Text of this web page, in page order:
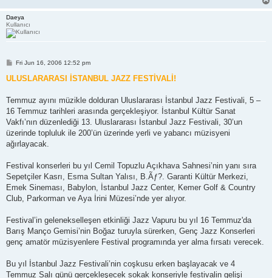
Daeya
Kullanıcı
P
s
Fri Jun 16, 2006 12:52 pm
ULUSLARARASI İSTANBUL JAZZ FESTİVALİ!
Temmuz ayını müzikle dolduran Uluslararası İstanbul Jazz Festivali, 5 –
16 Temmuz tarihleri arasında gerçekleşiyor. İstanbul Kültür Sanat
Vakfı’nın düzenlediği 13. Uluslararası İstanbul Jazz Festivali, 30’un
üzerinde topluluk ile 200’ün üzerinde yerli ve yabancı müzisyeni
ağırlayacak.
Festival konserleri bu yıl Cemil Topuzlu Açıkhava Sahnesi’nin yanı sıra
Sepetçiler Kasrı, Esma Sultan Yalısı, B.Ãƒ?. Garanti Kültür Merkezi,
Emek Sineması, Babylon, İstanbul Jazz Center, Kemer Golf & Country
Club, Parkorman ve Aya İrini Müzesi’nde yer alıyor.
Festival’in gelenekselleşen etkinliği Jazz Vapuru bu yıl 16 Temmuz'da
Barış Manço Gemisi’nin Boğaz turuyla sürerken, Genç Jazz Konserleri
genç amatör müzisyenlere Festival programında yer alma fırsatı verecek.
Bu yıl İstanbul Jazz Festivali’nin coşkusu erken başlayacak ve 4
Temmuz Salı günü gerçekleşecek sokak konseriyle festivalin gelişi